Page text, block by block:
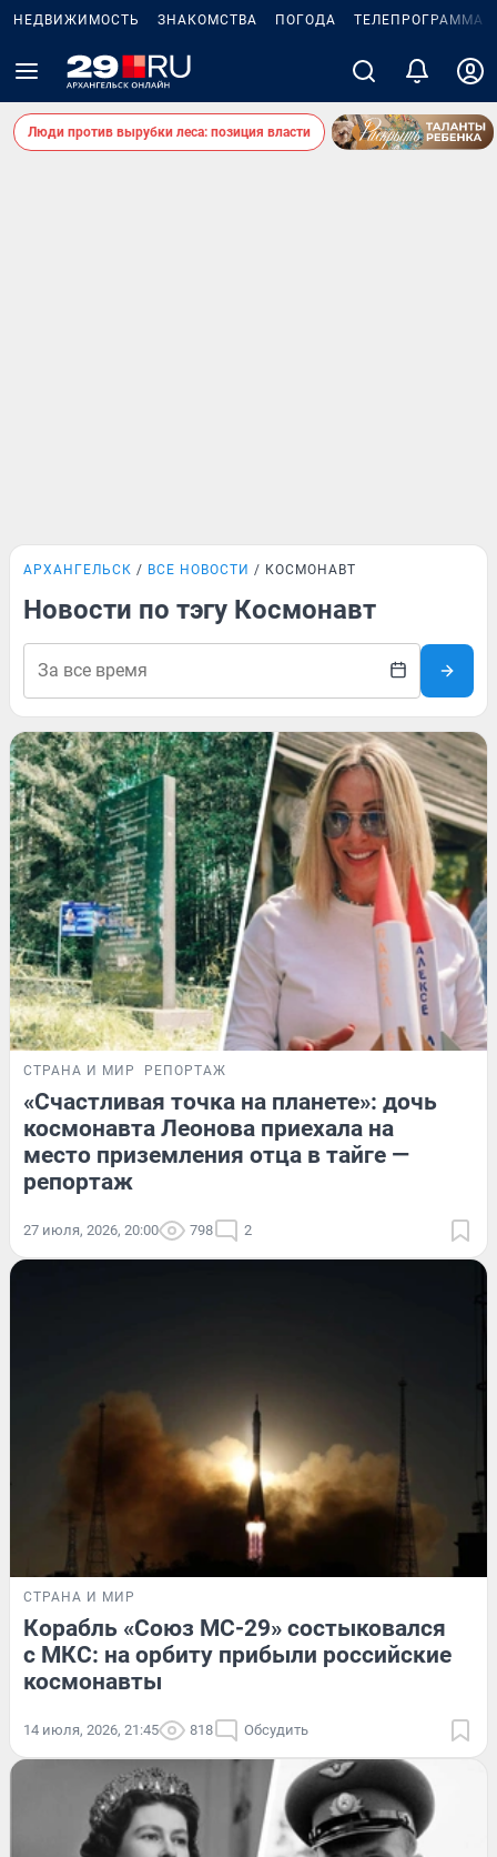
НЕДВИЖИМОСТЬ ЗНАКОМСТВА ПОГОДА ТЕЛЕПРОГРАММА
Люди против вырубки леса: позиция власти
АРХАНГЕЛЬСК ВСЕ НОВОСТИ КОСМОНАВТ
Новости по тэгу Космонавт
СТРАНА И МИР РЕПОРТАЖ
«Счастливая точка на планете»: дочь
космонавта Леонова приехала на
место приземления отца в тайге —
репортаж
27 июля, 2026, 20:00 798 2
СТРАНА И МИР
Корабль «Союз МС-29» состыковался
с МКС: на орбиту прибыли российские
космонавты
14 июля, 2026, 21:45 818 Обсудить